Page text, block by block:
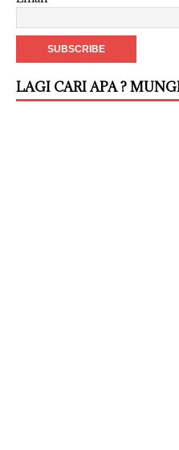
LAGI CARI APA ?